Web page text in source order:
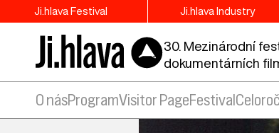
Ji.hlava Festival Ji.hlava Industry
30. Mezinárodní
dokumentárních
O násProgramVisitor PageFestival